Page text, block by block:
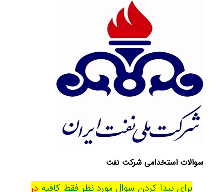
سوالات استخدامی شرکت نفت
برای پیدا کردن سوال مورد نظر فقط کافیه در